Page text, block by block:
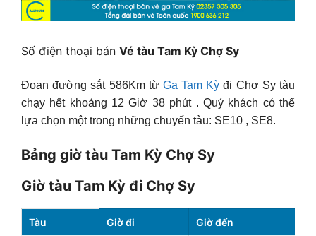
Số điện thoại bán Vé tàu Tam Kỳ Chợ Sy
Đoạn đường sắt 586Km từ Ga Tam Kỳ đi Chợ Sy tàu
chạy hết khoảng 12 Giờ 38 phút . Quý khách có thể
lựa chọn một trong những chuyến tàu: SE10 , SE8.
Bảng giờ tàu Tam Kỳ Chợ Sy
Giờ tàu Tam Kỳ đi Chợ Sy
Tàu Giờ đi Giờ đến